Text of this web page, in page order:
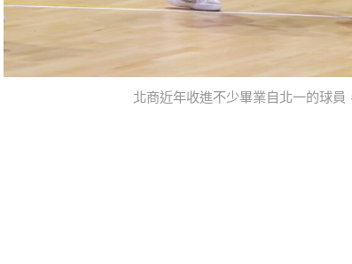
北商近年收進不少畢業自北一的球員